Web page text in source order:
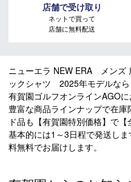
店舗で受け取り
ネットで買って
店舗に無料配送
ニューエラ NEW ERA メンズ
ックシャツ 2025年モデルな
有賀園ゴルフオンラインAGOに
豊富な商品ラインナップで在
ド品も【有賀園特別価格】で
基本的には1～3日程で発送し
料無料でお届けします。